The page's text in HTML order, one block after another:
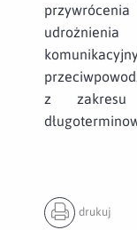
z zakresu
drukuj